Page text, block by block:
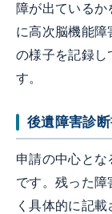
障が出ているか
に高次脳機能障
の様子を記録し
す。
後遺障害診
申請の中心と
です。残った
く具体的に記